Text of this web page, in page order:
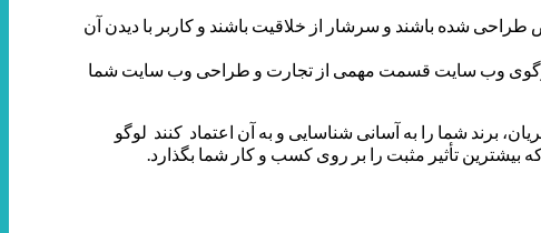
شده باشند و سرشار از خلاقیت باشند و کاربر با دیدن آن
لوگوی وب سایت قسمت مهمی از تجارت و طراحی وب سایت شما
شما را به آسانی شناسایی و به آن اعتماد کنند لوگو
بیشترین تأثیر مثبت را بر روی کسب و کار شما بگذارد.